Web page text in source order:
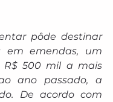
pôde destinar
em emendas, um
500 mil a mais
ano passado, a
De acordo com